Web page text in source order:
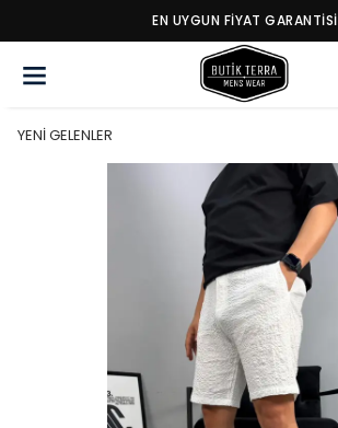
EN UYGUN FİYAT GARANTİSİ
YENİ GELENLER